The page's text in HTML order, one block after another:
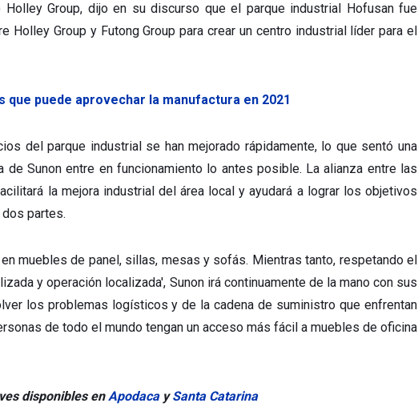
Holley Group, dijo en su discurso que el parque industrial Hofusan fue
Holley Group y Futong Group para crear un centro industrial líder para el
que puede aprovechar la manufactura en 2021
del parque industrial se han mejorado rápidamente, lo que sentó una
de Sunon entre en funcionamiento lo antes posible. La alianza entre las
la mejora industrial del área local y ayudará a lograr los objetivos
partes.
muebles de panel, sillas, mesas y sofás. Mientras tanto, respetando el
y operación localizada', Sunon irá continuamente de la mano con sus
los problemas logísticos y de la cadena de suministro que enfrentan
de todo el mundo tengan un acceso más fácil a muebles de oficina
disponibles enApodacaySanta Catarina